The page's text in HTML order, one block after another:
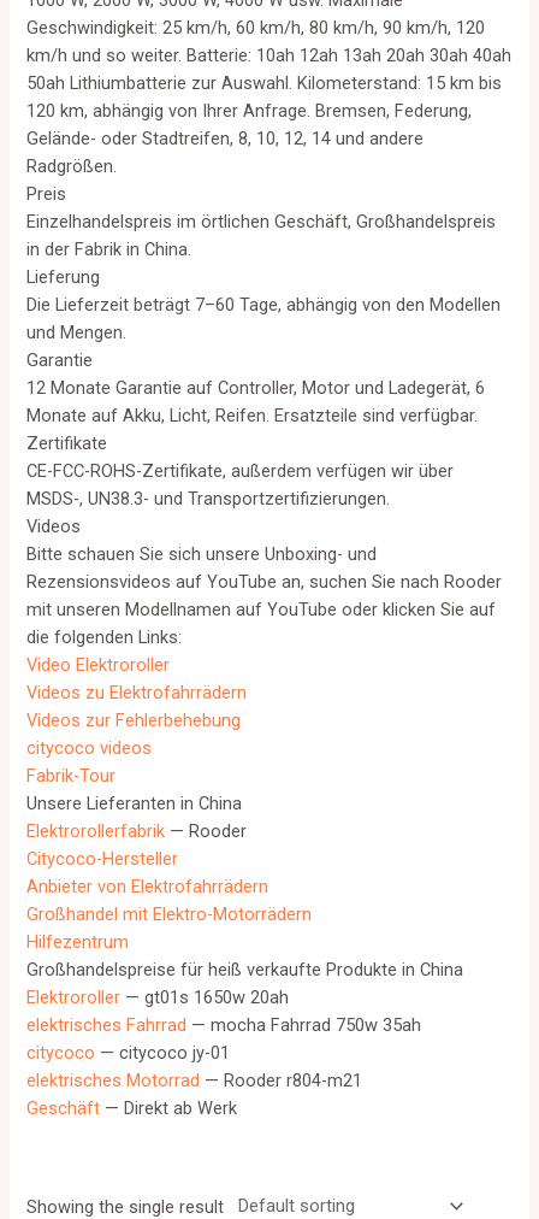
Geschwindigkeit: 25 km/h, 60 km/h, 80 km/h, 90 km/h, 120
km/h und so weiter. Batterie: 10ah 12ah 13ah 20ah 30ah 40ah
50ah Lithiumbatterie zur Auswahl. Kilometerstand: 15 km bis
120 km, abhängig von Ihrer Anfrage. Bremsen, Federung,
Gelände- oder Stadtreifen, 8, 10, 12, 14 und andere
Radgrößen.
Preis
Einzelhandelspreis im örtlichen Geschäft, Großhandelspreis
in der Fabrik in China.
Lieferung
Die Lieferzeit beträgt 7–60 Tage, abhängig von den Modellen
und Mengen.
Garantie
12 Monate Garantie auf Controller, Motor und Ladegerät, 6
Monate auf Akku, Licht, Reifen. Ersatzteile sind verfügbar.
Zertifikate
CE-FCC-ROHS-Zertifikate, außerdem verfügen wir über
MSDS-, UN38.3- und Transportzertifizierungen.
Videos
Bitte schauen Sie sich unsere Unboxing- und
Rezensionsvideos auf YouTube an, suchen Sie nach Rooder
mit unseren Modellnamen auf YouTube oder klicken Sie auf
die folgenden Links:
Video Elektroroller
Videos zu Elektrofahrrädern
Videos zur Fehlerbehebung
citycoco videos
Fabrik-Tour
Unsere Lieferanten in China
Elektrorollerfabrik — Rooder
Citycoco-Hersteller
Anbieter von Elektrofahrrädern
Großhandel mit Elektro-Motorrädern
Hilfezentrum
Großhandelspreise für heiß verkaufte Produkte in China
Elektroroller — gt01s 1650w 20ah
elektrisches Fahrrad — mocha Fahrrad 750w 35ah
citycoco — citycoco jy-01
elektrisches Motorrad — Rooder r804-m21
Geschäft — Direkt ab Werk
Showing the single result